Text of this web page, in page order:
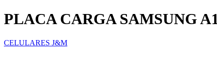
PLACA CARGA SAMSUNG
CELULARES J&M